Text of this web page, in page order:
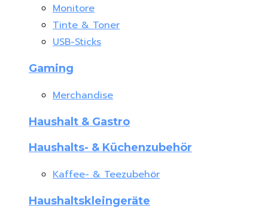
Monitore
Tinte & Toner
USB-Sticks
Gaming
Merchandise
Haushalt & Gastro
Haushalts- & Küchenzubehör
Kaffee- & Teezubehör
Haushaltskleingeräte